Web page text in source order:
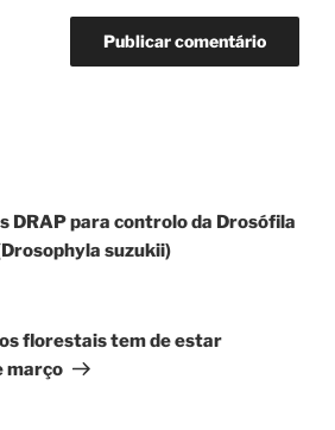
DRAP para controlo da Drosófila
suzukii)
florestais tem de estar
março